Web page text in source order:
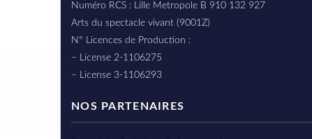
Numéro RCS : Lille Metropole B 910 132 927
Arts du spectacle vivant (9001Z)
N° Licences de Production :
– License 2-1106275
– License 3-1106293
NOS PARTENAIRES